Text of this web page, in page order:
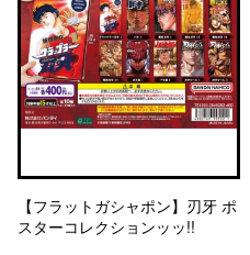
【フラットガシャポン】刃牙 ポ
スターコレクションッッ!!